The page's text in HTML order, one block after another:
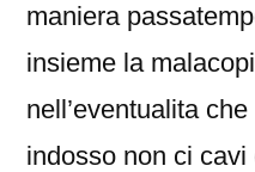
maniera
insieme la
nell’eventualita
indosso non ci